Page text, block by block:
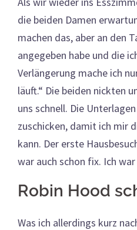
die beiden Damen
machen das, aber an den
angegeben habe und die
Verlängerung mache ich
läuft.“ Die beiden nickten
uns schnell. Die
zuschicken, damit ich mir
kann. Der erste
war auch schon fix. Ich
Robin Hood
Was ich allerdings kurz